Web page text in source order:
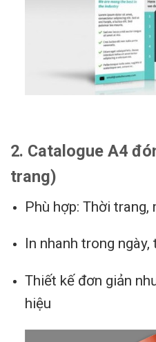
2. Catalogue A4
trang)
Phù hợp: Thời trang,
In nhanh trong
Thiết kế đơn giản
hiệu